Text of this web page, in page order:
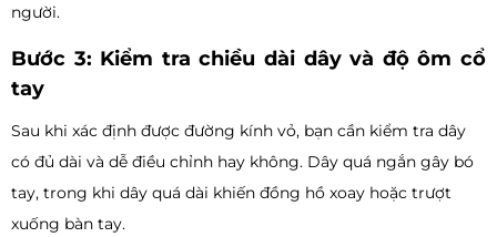
người.
Bước 3: Kiểm tra chiều dài dây và độ ôm cổ
tay
Sau khi xác định được đường kính vỏ, bạn cần kiểm tra dây
có đủ dài và dễ điều chỉnh hay không. Dây quá ngắn gây bó
tay, trong khi dây quá dài khiến đồng hồ xoay hoặc trượt
xuống bàn tay.